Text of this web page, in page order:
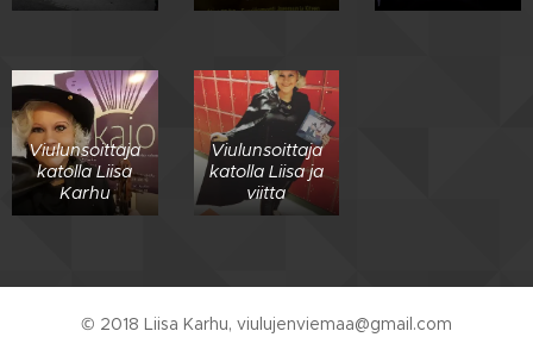
Viulunsoittaja
katolla Liisa
Karhu
Viulunsoittaja
katolla Liisa ja
viitta
© 2018 Liisa Karhu, viulujenviemaa@gmail.com